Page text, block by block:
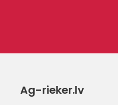
Ag-rieker.lv